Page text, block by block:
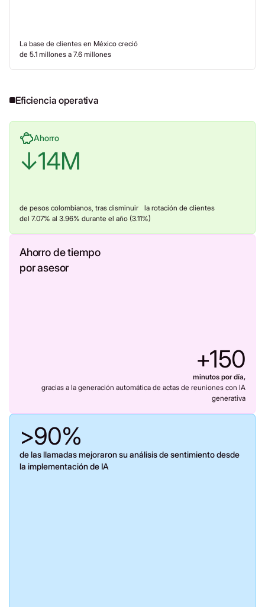
La base de clientes en México creció
de 5.1 millones a 7.6 millones
Eficiencia operativa
Ahorro
↓14M
de pesos colombianos, tras disminuir la rotación de clientes
del 7.07% al 3.96% durante el año (3.11%)
Ahorro de tiempo
por asesor
+150
minutos por día,
gracias a la generación automática de actas de reuniones con IA
generativa
>90%
de las llamadas mejoraron su análisis de sentimiento desde
la implementación de IA